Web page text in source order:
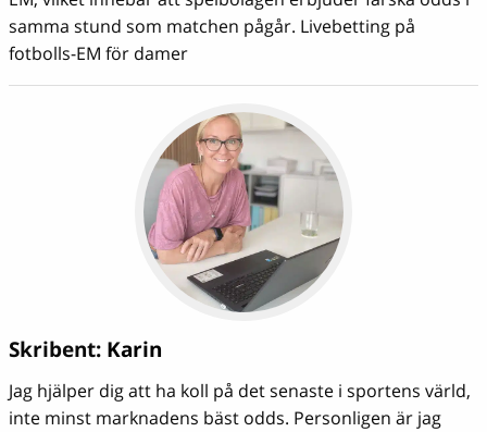
samma stund som matchen pågår. Livebetting på
fotbolls-EM för damer
Skribent: Karin
Jag hjälper dig att ha koll på det senaste i sportens värld,
inte minst marknadens bäst odds. Personligen är jag